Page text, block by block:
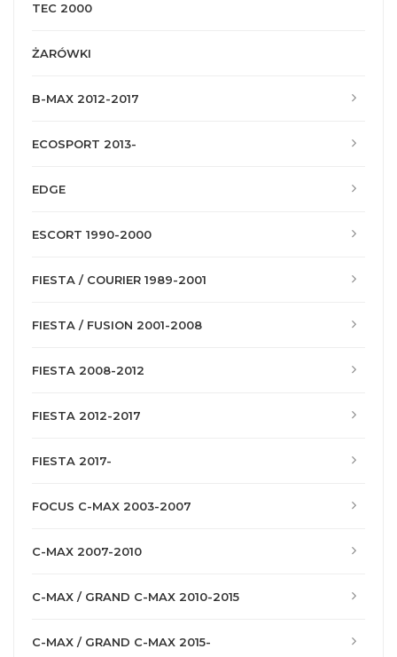
TEC 2000
ŻARÓWKI
B-MAX 2012-2017
ECOSPORT 2013-
EDGE
ESCORT 1990-2000
FIESTA / COURIER 1989-2001
FIESTA / FUSION 2001-2008
FIESTA 2008-2012
FIESTA 2012-2017
FIESTA 2017-
FOCUS C-MAX 2003-2007
C-MAX 2007-2010
C-MAX / GRAND C-MAX 2010-2015
C-MAX / GRAND C-MAX 2015-